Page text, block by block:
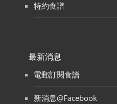
特約食譜
最新消息
電郵訂閱食譜
新消息@Facebook